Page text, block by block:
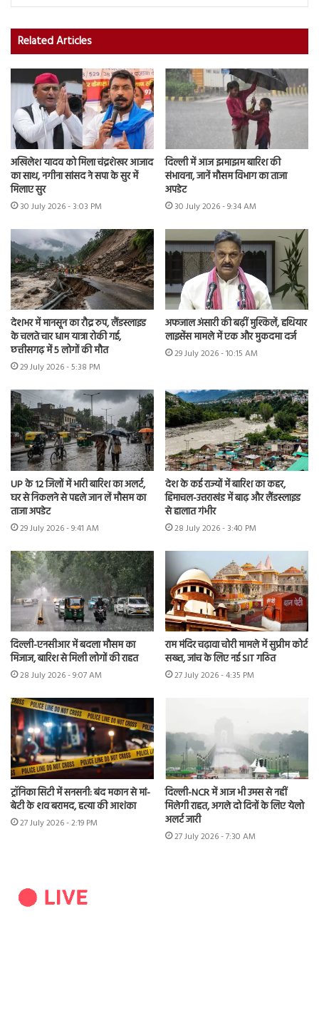
Related Articles
अखिलेश यादव को मिला चंद्रशेखर आजाद
का साथ, नगीना सांसद ने सपा के सुर में
मिलाए सुर
30 July 2026 - 3:03 PM
दिल्ली में आज झमाझम बारिश की
संभावना, जानें मौसम विभाग का ताजा
अपडेट
30 July 2026 - 9:34 AM
देशभर में मानसून का रौद्र रुप, लैंडस्लाइड
के चलते चार धाम यात्रा रोकी गई,
छत्तीसगढ़ में 5 लोगों की मौत
29 July 2026 - 5:38 PM
अफजाल अंसारी की बढ़ीं मुश्किलें, हथियार
लाइसेंस मामले में एक और मुकदमा दर्ज
29 July 2026 - 10:15 AM
UP के 12 जिलों में भारी बारिश का अलर्ट,
घर से निकलने से पहले जान लें मौसम का
ताजा अपडेट
29 July 2026 - 9:41 AM
देश के कई राज्यों में बारिश का कहर,
हिमाचल-उत्तराखंड में बाढ़ और लैंडस्लाइड
से हालात गंभीर
28 July 2026 - 3:40 PM
दिल्ली-एनसीआर में बदला मौसम का
मिजाज, बारिश से मिली लोगों की राहत
28 July 2026 - 9:07 AM
राम मंदिर चढ़ावा चोरी मामले में सुप्रीम कोर्ट
सख्त, जांच के लिए नई SIT गठित
27 July 2026 - 4:35 PM
ट्रॉनिका सिटी में सनसनी: बंद मकान से मां-
बेटी के शव बरामद, हत्या की आशंका
27 July 2026 - 2:19 PM
दिल्ली-NCR में आज भी उमस से नहीं
मिलेगी राहत, अगले दो दिनों के लिए येलो
अलर्ट जारी
27 July 2026 - 7:30 AM